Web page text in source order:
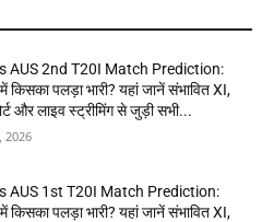
AUS 2nd T20I Match Prediction:
किसका पलड़ा भारी? यहां जानें संभावित XI,
और लाइव स्ट्रीमिंग से जुड़ी सभी...
2026
AUS 1st T20I Match Prediction:
किसका पलड़ा भारी? यहां जानें संभावित XI,